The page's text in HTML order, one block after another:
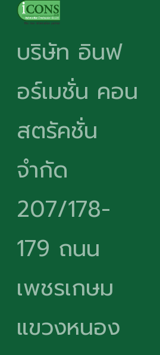
บริษัท อินฟ
อร์เมชั่น คอน
สตรัคชั่น
จำกัด
207/178-
179 ถนน
เพชรเกษม
แขวงหนอง